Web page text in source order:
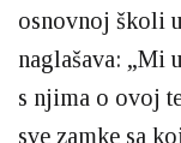
osnovnoj školi
naglašava: „Mi
s njima o ovoj
sve zamke sa